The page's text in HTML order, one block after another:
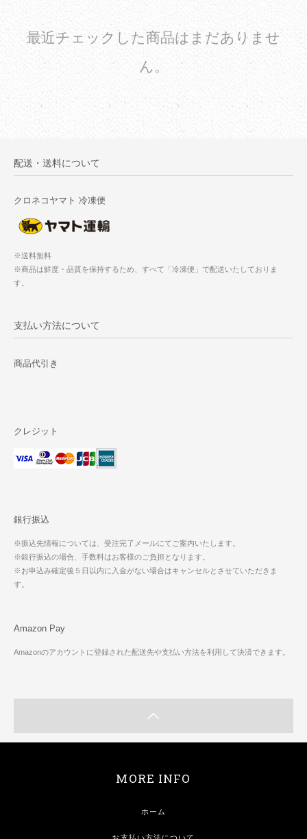
最近チェックした商品はまだありませ
ん。
配送・送料について
クロネコヤマト 冷凍便
※送料無料
※商品は鮮度・品質を保持するため、すべて「冷凍便」で配送いたしておりま
す。
支払い方法について
商品代引き
クレジット
銀行振込
※振込先情報については、受注完了メールにてご案内いたします。
※銀行振込の場合、手数料はお客様のご負担となります。
※お申込み確定後５日以内に入金がない場合はキャンセルとさせていただきま
す。
Amazon Pay
Amazonのアカウントに登録された配送先や支払い方法を利用して決済できます。
MORE INFO
ホーム